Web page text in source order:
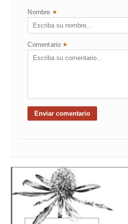
Nombre *
Comentario *